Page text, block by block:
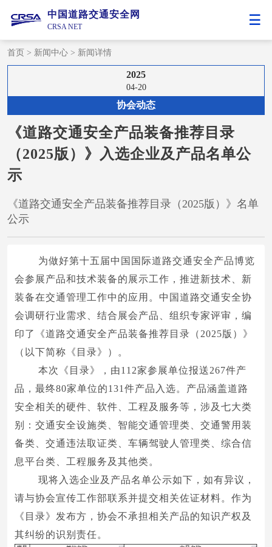
中国道路交通安全网
CRSA NET
首页 > 新闻中心 > 新闻详情
2025
04-20
协会动态
《道路交通安全产品装备推荐目录
（2025版）》入选企业及产品名单公
示
《道路交通安全产品装备推荐目录（2025版）》名单
公示
为做好第十五届中国国际道路交通安全产品博览
会参展产品和技术装备的展示工作，推进新技术、新
装备在交通管理工作中的应用。中国道路交通安全协
会调研行业需求、结合展会产品、组织专家评审，编
印了《道路交通安全产品装备推荐目录（2025版）》
（以下简称《目录》）。
本次《目录》，由112家参展单位报送267件产
品，最终80家单位的131件产品入选。产品涵盖道路
安全相关的硬件、软件、工程及服务等，涉及七大类
别：交通安全设施类、智能交通管理类、交通警用装
备类、交通违法取证类、车辆驾驶人管理类、综合信
息平台类、工程服务及其他类。
现将入选企业及产品名单公示如下，如有异议，
请与协会宣传工作部联系并提交相关佐证材料。作为
《目录》发布方，协会不承担相关产品的知识产权及
其纠纷的识别责任。